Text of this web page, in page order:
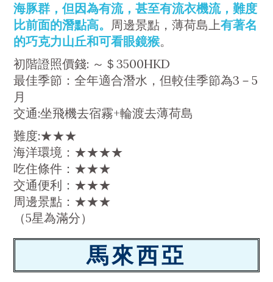
海豚群，但因為有流，甚至有流衣機流，難度
比前面的潛點高。 周邊景點，薄荷島上有著名
的巧克力山丘和可看眼鏡猴。
初階證照價錢: ～＄3500HKD
最佳季節：全年適合潛水，但較佳季節為3－5
月
交通:坐飛機去宿霧+輪渡去薄荷島
難度:★★★
海洋環境：★★★★
吃住條件：★★★
交通便利：★★★
周邊景點：★★★
（5星為滿分）
馬來西亞